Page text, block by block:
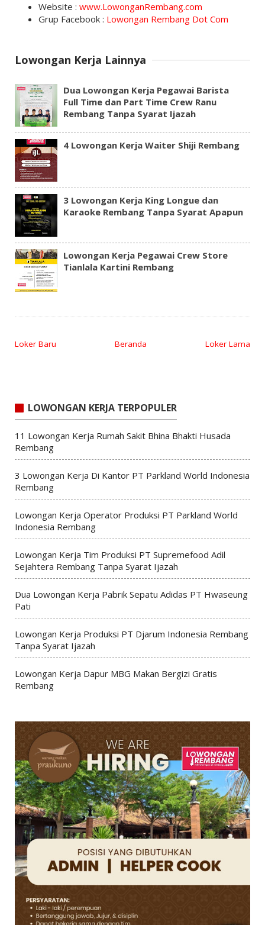
Website : www.LowonganRembang.com
Grup Facebook : Lowongan Rembang Dot Com
Lowongan Kerja Lainnya
Dua Lowongan Kerja Pegawai Barista
Full Time dan Part Time Crew Ranu
Rembang Tanpa Syarat Ijazah
4 Lowongan Kerja Waiter Shiji Rembang
3 Lowongan Kerja King Longue dan
Karaoke Rembang Tanpa Syarat Apapun
Lowongan Kerja Pegawai Crew Store
Tianlala Kartini Rembang
Loker Baru Loker Lama
Beranda
LOWONGAN KERJA TERPOPULER
11 Lowongan Kerja Rumah Sakit Bhina Bhakti Husada
Rembang
3 Lowongan Kerja Di Kantor PT Parkland World Indonesia
Rembang
Lowongan Kerja Operator Produksi PT Parkland World
Indonesia Rembang
Lowongan Kerja Tim Produksi PT Supremefood Adil
Sejahtera Rembang Tanpa Syarat Ijazah
Dua Lowongan Kerja Pabrik Sepatu Adidas PT Hwaseung
Pati
Lowongan Kerja Produksi PT Djarum Indonesia Rembang
Tanpa Syarat Ijazah
Lowongan Kerja Dapur MBG Makan Bergizi Gratis
Rembang